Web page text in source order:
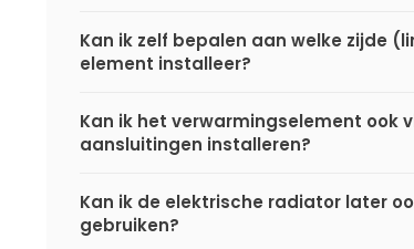
Kan ik zelf bepalen aan welke zijde
element installeer?
Kan ik het verwarmingselement ook
aansluitingen installeren?
Kan ik de elektrische radiator later
gebruiken?